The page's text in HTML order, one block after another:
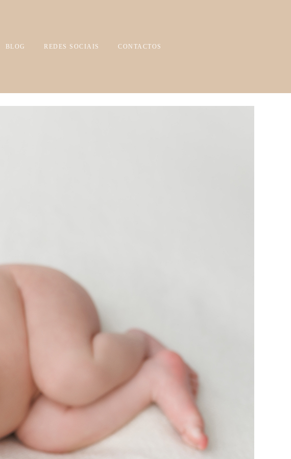
BLOG REDES SOCIAIS CONTACTOS